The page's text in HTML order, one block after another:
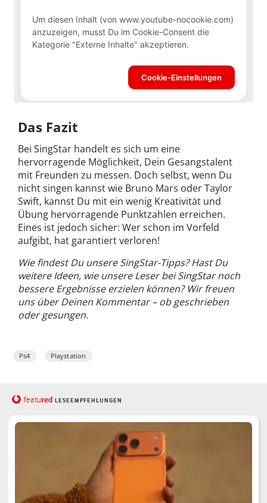
Das Fazit
Bei SingStar handelt es sich um eine
hervorragende Möglichkeit, Dein Gesangstalent
mit Freunden zu messen. Doch selbst, wenn Du
nicht singen kannst wie Bruno Mars oder Taylor
Swift, kannst Du mit ein wenig Kreativität und
Übung hervorragende Punktzahlen erreichen.
Eines ist jedoch sicher: Wer schon im Vorfeld
aufgibt, hat garantiert verloren!
Wie findest Du unsere SingStar-Tipps? Hast Du
weitere Ideen, wie unsere Leser bei SingStar noch
bessere Ergebnisse erzielen können? Wir freuen
uns über Deinen Kommentar – ob geschrieben
oder gesungen.
Ps4 Playstation
featured LESEEMPFEHLUNGEN